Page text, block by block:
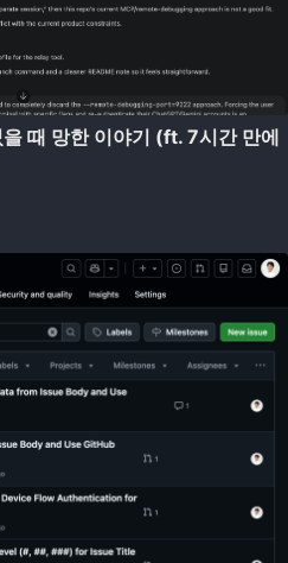
때 망한 이야기 (ft. 7시간 만에